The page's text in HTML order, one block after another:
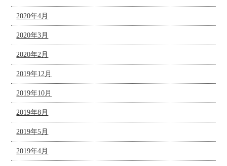
2020年4月
2020年3月
2020年2月
2019年12月
2019年10月
2019年8月
2019年5月
2019年4月